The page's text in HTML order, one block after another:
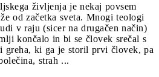
življenja je nekaj povsem
od začetka sveta. Mnogi teologi
v raju (sicer na drugačen način)
končalo in bi se človek srečal s
greha, ki ga je storil prvi človek, pa
strah ...